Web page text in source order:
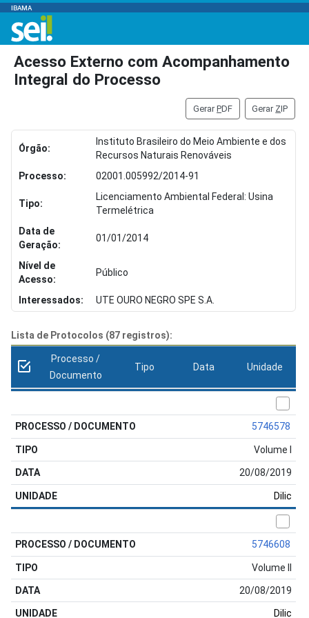
IBAMA
Acesso Externo com Acompanhamento
Integral do Processo
GerarPDF Gerar ZIP
Órgão:
Instituto Brasileiro do Meio Ambiente e dos
Recursos Naturais Renováveis
Processo:
02001.005992/2014-91
Tipo:
Licenciamento Ambiental Federal: Usina
Termelétrica
Data de
Geração:
01/01/2014
Nível de
Acesso:
Público
Interessados: UTE OURO NEGRO SPE S.A.
Lista de Protocolos (87 registros):
Processo /
Documento
Tipo Data Unidade
5746578
Volume I
20/08/2019
Dilic
5746608
Volume II
20/08/2019
Dilic